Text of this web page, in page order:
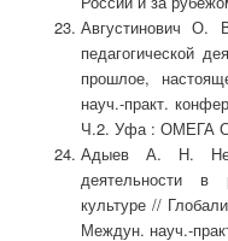
Августинович О.
педагогической
прошлое,
науч.-практ.
Ч.2. Уфа : ОМЕГА
Адыев А. Н.
деятельности в
культуре //
Междун. науч.-